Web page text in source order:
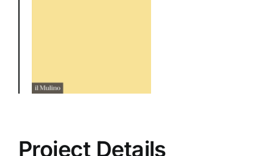
Project Details